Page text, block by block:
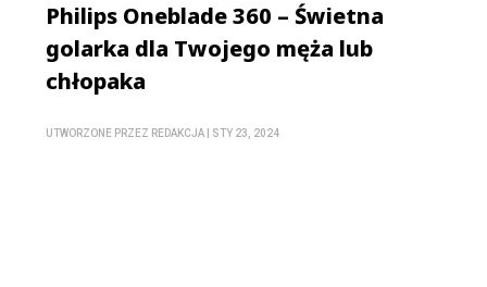
Philips Oneblade 360 – Świetna
golarka dla Twojego męża lub
chłopaka
UTWORZONE PRZEZ REDAKCJA STY 23, 2024